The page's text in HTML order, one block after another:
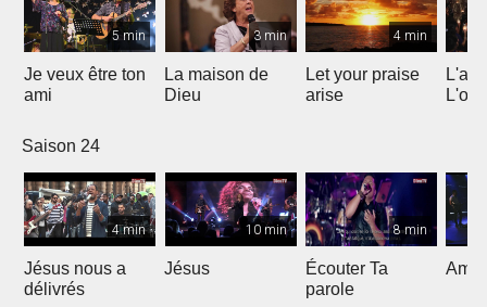
5 min
Je veux être ton
ami
3 min
La maison de
Dieu
4 min
Let your praise
arise
Saison 24
4 min
Jésus nous a
délivrés
10 min
Jésus
8 min
Écouter Ta
parole
Ami